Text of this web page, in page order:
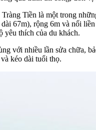
Tiền là một trong
67m), rộng 6m và nối
yêu thích của du khách.
với nhiều lần sửa chữa,
kéo dài tuổi thọ.